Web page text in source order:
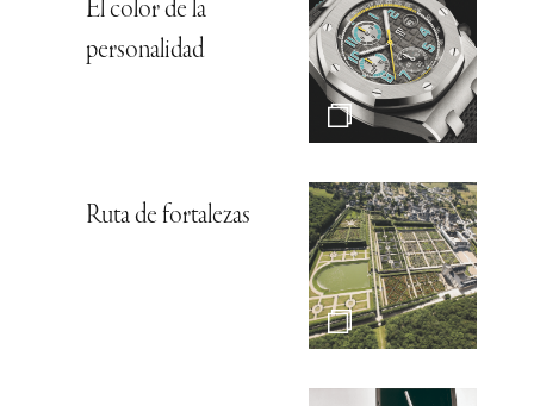
El color de la
personalidad
Ruta de fortalezas